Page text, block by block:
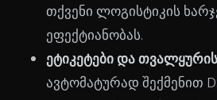
თქვენი ლოგისტიკის
ეფექტიანობას.
ეტიკეტები და
ავტომატურად შექმენით